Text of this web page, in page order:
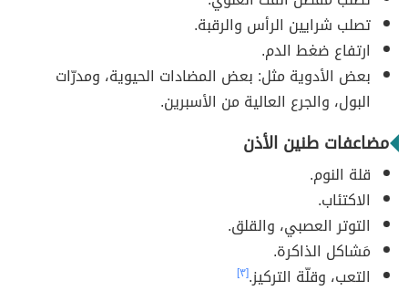
تصلب شرايين الرأس والرقبة.
ارتفاع ضغط الدم.
بعض الأدوية مثل: بعض المضادات الحيوية، ومدرّات
البول، والجرع العالية من الأسبرين.
مضاعفات طنين الأذن
قلة النوم.
الاكتئاب.
التوتر العصبي، والقلق.
مَشاكل الذاكرة.
التعب، وقلّة التركيز.[٣]